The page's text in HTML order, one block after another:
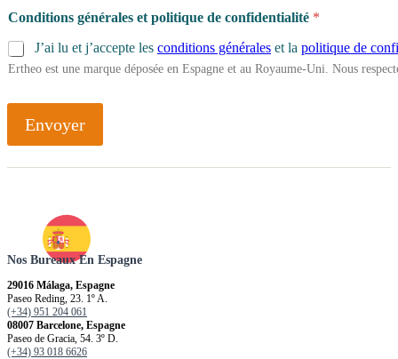
Conditions générales et politique de confidentialité *
J’ai lu et j’accepte les conditions générales et la politique de
Ertheo est une marque déposée en Espagne et au Royaume-Uni. Nous
Envoyer
Nos Bureaux En Espagne
29016 Málaga, Espagne
Paseo Reding, 23. 1º A.
(+34) 951 204 061
08007 Barcelone, Espagne
Paseo de Gracia, 54. 3º D.
(+34) 93 018 6626